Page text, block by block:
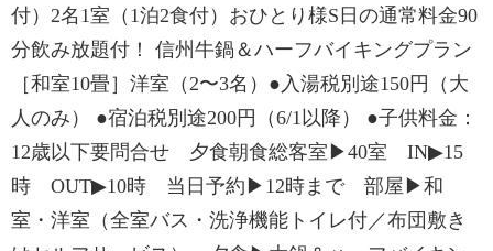
付）2名1室（1泊2食付）おひとり様S日の通常料金90
分飲み放題付！ 信州牛鍋＆ハーフバイキングプラン
［和室10畳］洋室（2〜3名）●入湯税別途150円（大
人のみ） ●宿泊税別途200円（6/1以降） ●子供料金：
12歳以下要問合せ 夕食朝食総客室▶40室 IN▶15
時 OUT▶10時 当日予約▶12時まで 部屋▶和
室・洋室（全室バス・洗浄機能トイレ付／布団敷き